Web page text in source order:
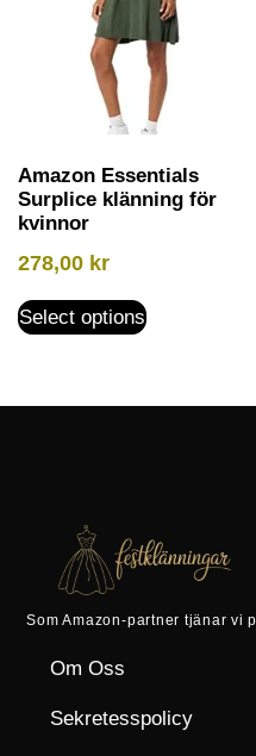
Amazon Essentials
Surplice klänning för
kvinnor
278,00 kr
Select options
Som Amazon-partner tjänar vi
Om Oss
Sekretesspolicy